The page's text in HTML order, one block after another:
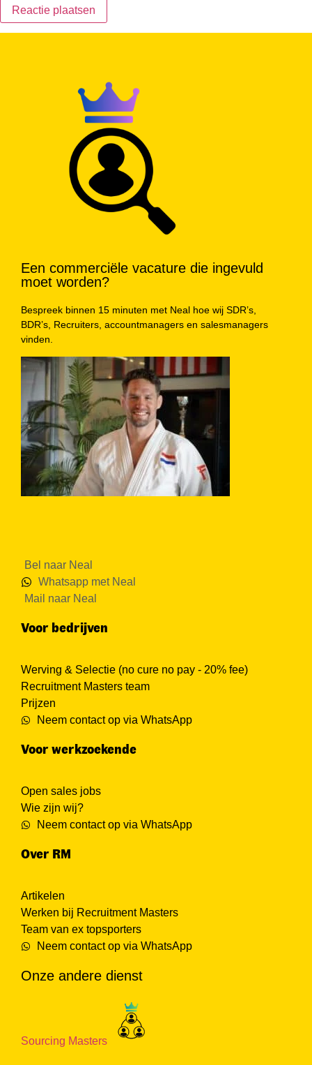
Een commerciële vacature die ingevuld
moet worden?
Bespreek binnen 15 minuten met Neal hoe wij SDR’s,
BDR’s, Recruiters, accountmanagers en salesmanagers
vinden.
Bel naar Neal
Whatsapp met Neal
Mail naar Neal
Voor bedrijven
Werving & Selectie (no cure no pay - 20% fee)
Recruitment Masters team
Prijzen
Neem contact op via WhatsApp
Voor werkzoekende
Open sales jobs
Wie zijn wij?
Neem contact op via WhatsApp
Over RM
Artikelen
Werken bij Recruitment Masters
Team van ex topsporters
Neem contact op via WhatsApp
Onze andere dienst
Sourcing Masters